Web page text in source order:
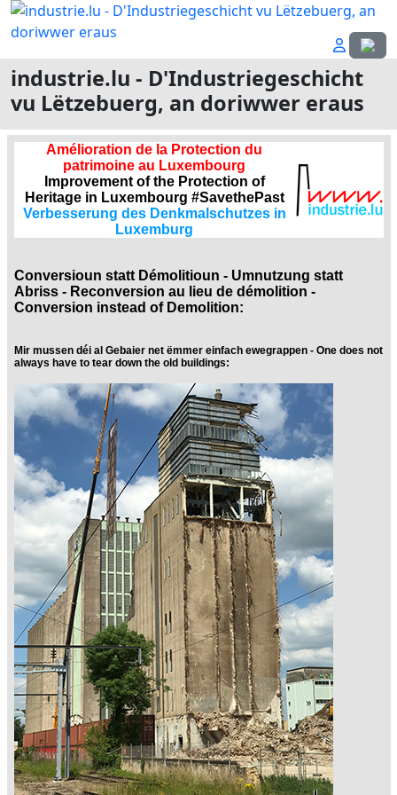
industrie.lu - D'Industriegeschicht
vu Lëtzebuerg, an doriwwer eraus